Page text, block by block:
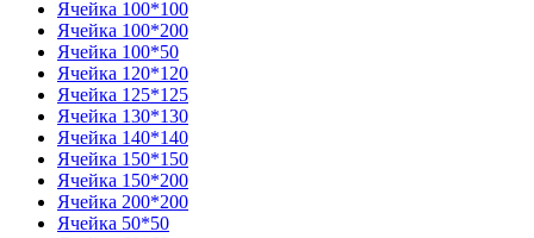
Ячейка 100*100
Ячейка 100*200
Ячейка 100*50
Ячейка 120*120
Ячейка 125*125
Ячейка 130*130
Ячейка 140*140
Ячейка 150*150
Ячейка 150*200
Ячейка 200*200
Ячейка 50*50